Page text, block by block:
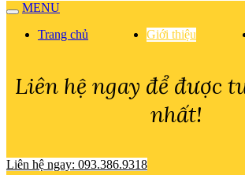
MENU
Trang chủ
Giới thiệu
Liên hệ ngay để được
nhất!
Liên hệ ngay: 093.386.9318